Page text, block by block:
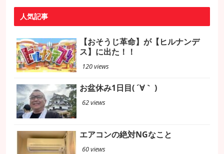
人気記事
【おそうじ革命】が【ヒルナンデ
ス】に出た！！
120 views
お盆休み1日目( ´∀｀ )
62 views
エアコンの絶対NGなこと
60 views